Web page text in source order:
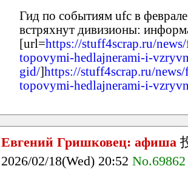
Гид по событиям ufc в
встряхнут дивизионы:
[url=https://stuff4scrap.ru/
topovymi-hedlajnerami-i-
gid/]https://stuff4scrap.ru/
topovymi-hedlajnerami-i-
Евгений Гришковец: афиша
2026/02/18(Wed) 20:52 No.69862